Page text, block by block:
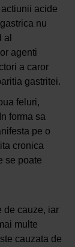
acide
nu
al
agenti
a caror
gastritei.
feluri,
forma sa
pe o
cronica
se poate
de cauze, iar
multe
cauzata de